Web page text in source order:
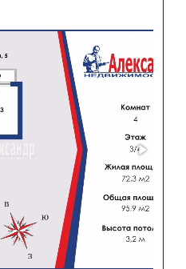
40 50 60 70 80
15
15 20 25
12